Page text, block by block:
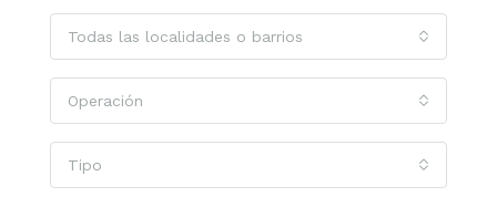
Todas las localidades o barrios
Operación
Tipo